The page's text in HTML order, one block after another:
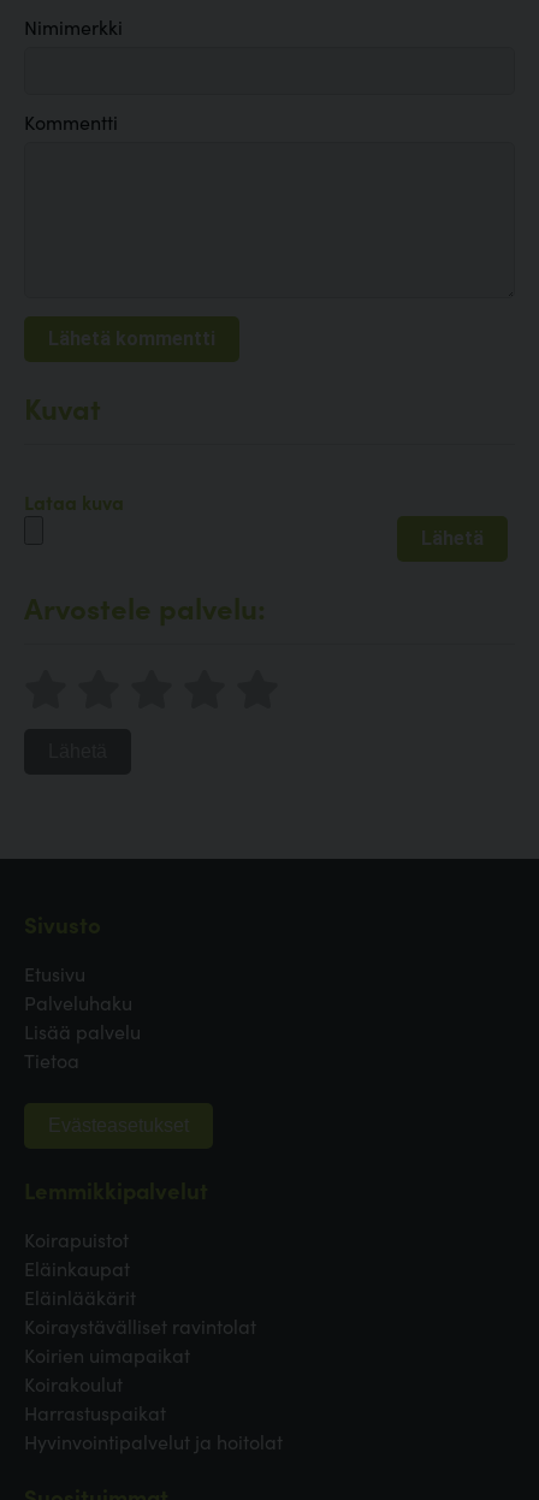
Nimimerkki
Kommentti
Kuvat
Lataa kuva
Arvostele palvelu:
Etusivu
Palveluhaku
Lisää palvelu
Tietoa
Evästeasetukset
Koirapuistot
Eläinkaupat
Eläinlääkärit
Koiraystävälliset ravintolat
Koirien uimapaikat
Koirakoulut
Harrastuspaikat
Hyvinvointipalvelut ja hoitolat